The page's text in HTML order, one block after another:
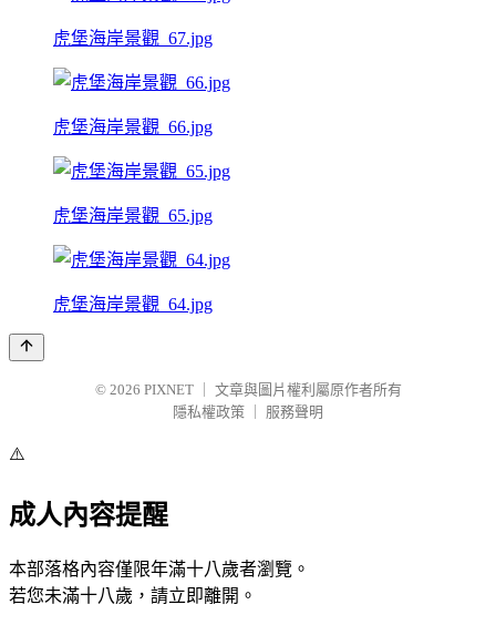
虎堡海岸景觀_67.jpg
虎堡海岸景觀_66.jpg
虎堡海岸景觀_65.jpg
虎堡海岸景觀_64.jpg
© 2026 PIXNET
文章與圖片權利屬原作者所有
隱私權政策
服務聲明
⚠️
成人內容提醒
本部落格內容僅限年滿十八歲者瀏覽。
若您未滿十八歲，請立即離開。